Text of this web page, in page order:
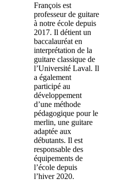
François est
professeur de guitare
à notre école depuis
2017. Il détient un
baccalauréat en
interprétation de la
guitare classique de
l’Université Laval. Il
a également
participé au
développement
d’une méthode
pédagogique pour le
merlin, une guitare
adaptée aux
débutants. Il est
responsable des
équipements de
l’école depuis
l’hiver 2020.